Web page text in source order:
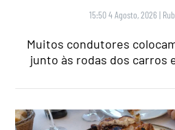
15:50 4 Agosto, 2026 |
Muitos condutores
junto às rodas dos carros